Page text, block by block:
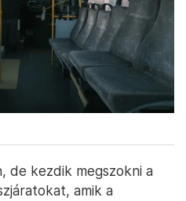
de kezdik megszokni a
amik a